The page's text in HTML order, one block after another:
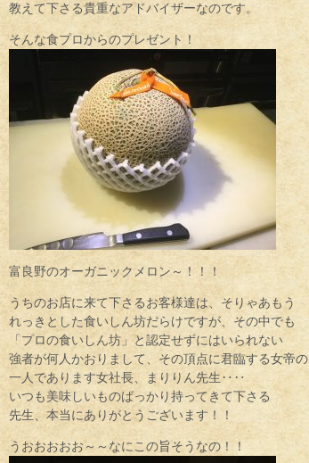
教えて下さる貴重なアドバイザーなのです。
そんな食プロからのプレゼント！
富良野のオーガニックメロン～！！！
うちのお店に来て下さるお客様達は、そりゃあもう
れっきとした食いしん坊だらけですが、その中でも
「プロの食いしん坊」と認定せずにはいられない
強者が何人かおりまして、その頂点に君臨する女帝の
一人であります女社長、まりりん先生‥‥
いつも美味しいものばっかり持ってきて下さる
先生、本当にありがとうございます！！
うおおおおお～～なにこの旨そうなの！！